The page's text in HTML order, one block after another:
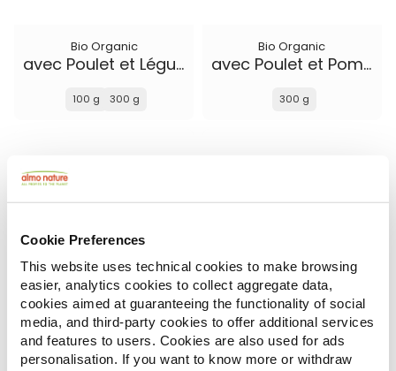
Cookie Preferences
This website uses technical cookies to make browsing
easier, analytics cookies to collect aggregate data,
cookies aimed at guaranteeing the functionality of social
media, and third-party cookies to offer additional services
and features to users. Cookies are also used for ads
personalisation. If you want to know more or withdraw
Bio Organic
avec Poulet et Légumes
100 g 300 g
Bio Organic
avec Poulet et Pommes de Terre
300 g
Almo Nature Puppy